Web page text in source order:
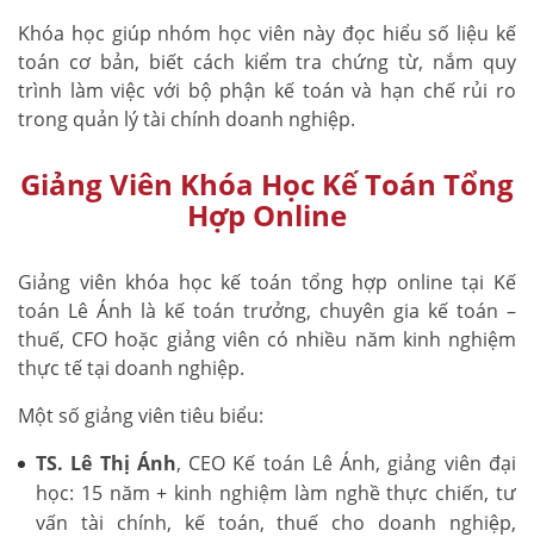
Khóa học giúp nhóm học viên này đọc hiểu số liệu kế
toán cơ bản, biết cách kiểm tra chứng từ, nắm quy
trình làm việc với bộ phận kế toán và hạn chế rủi ro
trong quản lý tài chính doanh nghiệp.
Giảng Viên Khóa Học Kế Toán Tổng
Hợp Online
Giảng viên khóa học kế toán tổng hợp online tại Kế
toán Lê Ánh là kế toán trưởng, chuyên gia kế toán –
thuế, CFO hoặc giảng viên có nhiều năm kinh nghiệm
thực tế tại doanh nghiệp.
Một số giảng viên tiêu biểu:
TS. Lê Thị Ánh, CEO Kế toán Lê Ánh, giảng viên đại
học: 15 năm + kinh nghiệm làm nghề thực chiến, tư
vấn tài chính, kế toán, thuế cho doanh nghiệp,